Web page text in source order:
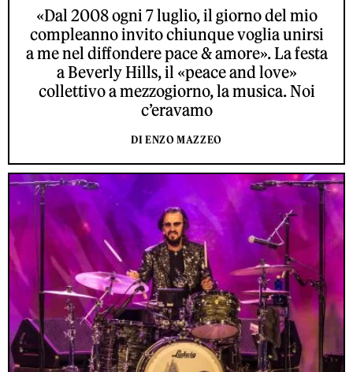
«Dal 2008 ogni 7 luglio, il giorno del mio
compleanno invito chiunque voglia unirsi
a me nel diffondere pace & amore». La festa
a Beverly Hills, il «peace and love»
collettivo a mezzogiorno, la musica. Noi
c’eravamo
DI ENZO MAZZEO